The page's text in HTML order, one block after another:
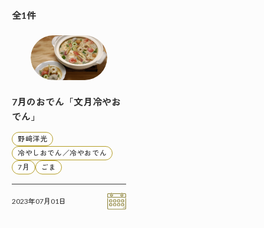
全1件
7月のおでん「文月冷やお
でん」
野﨑洋光
冷やしおでん／冷やおでん
7月
ごま
2023年07月01日